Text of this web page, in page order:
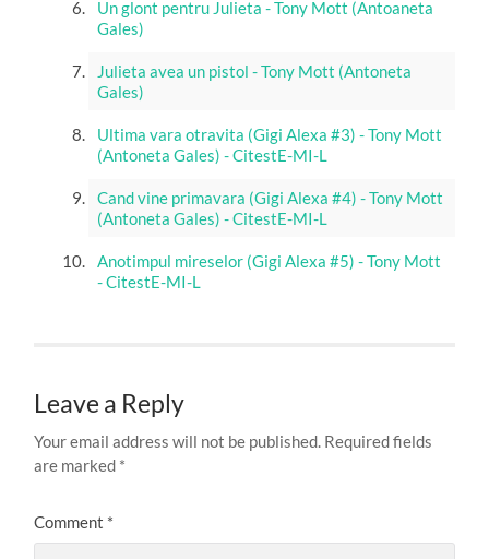
Un glont pentru Julieta - Tony Mott (Antoaneta
Gales)
Julieta avea un pistol - Tony Mott (Antoneta
Gales)
Ultima vara otravita (Gigi Alexa #3) - Tony Mott
(Antoneta Gales) - CitestE-MI-L
Cand vine primavara (Gigi Alexa #4) - Tony Mott
(Antoneta Gales) - CitestE-MI-L
Anotimpul mireselor (Gigi Alexa #5) - Tony Mott
- CitestE-MI-L
Leave a Reply
Your email address will not be published. Required fields
are marked *
Comment *